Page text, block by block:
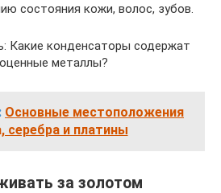
состояния кожи, волос, зубов.
Какие конденсаторы содержат
металлы?
Основные местоположения
серебра и платины
за золотом